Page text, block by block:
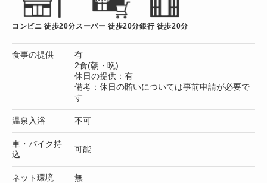
コンビニ 徒歩20分スーパー 徒歩20分銀行 徒歩20分
食事の提供
有
2食(朝・晩)
休日の提供：有
備考：休日の賄いについては事前申請が必要で
す
温泉入浴 不可
車・バイク持
込
可能
ネット環境 無